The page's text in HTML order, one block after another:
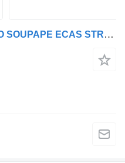
Soupape pneumatique IVECO SOUPAPE ECAS STRALIS / TRAKKER / SCANIA pour camion IVECO STRALIS / TRAKKER